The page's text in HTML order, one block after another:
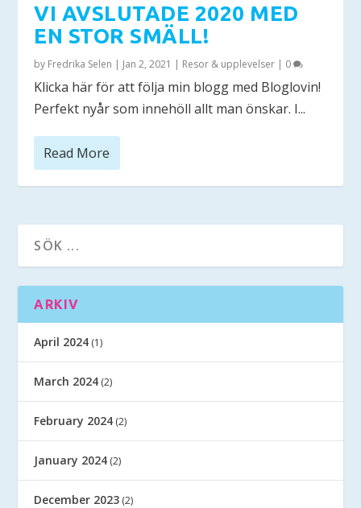
VI AVSLUTADE 2020 MED
EN STOR SMÄLL!
by Fredrika Selen | Jan 2, 2021 | Resor & upplevelser | 0
Klicka här för att följa min blogg med Bloglovin!
Perfekt nyår som innehöll allt man önskar. I...
Read More
ARKIV
April 2024 (1)
March 2024 (2)
February 2024 (2)
January 2024 (2)
December 2023 (2)